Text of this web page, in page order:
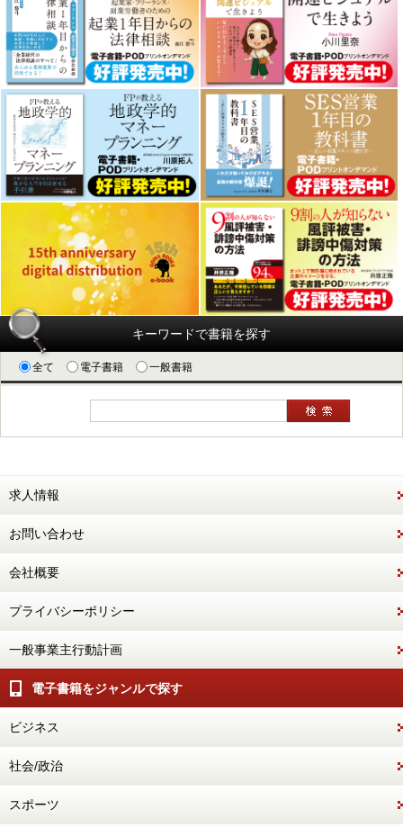
キーワードで書籍を探す
全て 電子書籍 一般書籍
求人情報
お問い合わせ
会社概要
プライバシーポリシー
一般事業主行動計画
電子書籍をジャンルで探す
ビジネス
社会/政治
スポーツ